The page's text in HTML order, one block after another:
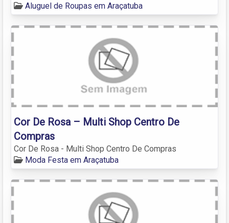
Aluguel de Roupas em Araçatuba
Cor De Rosa – Multi Shop Centro De
Compras
Cor De Rosa - Multi Shop Centro De Compras
Moda Festa em Araçatuba